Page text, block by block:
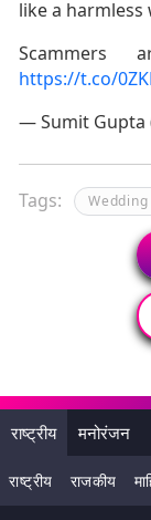
like a
Scammers
https://t.co/
— Sumit Gupta
Tags:
WhatsApp Scam
Bengaluru Crime
राष्ट्रीय मनोरंजन
राष्ट्रीय राजकीय